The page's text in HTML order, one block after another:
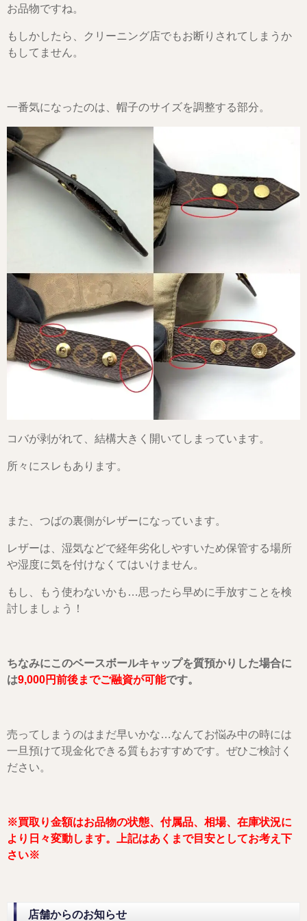
お品物ですね。
もしかしたら、クリーニング店でもお断りされてしまうか
もしてません。
一番気になったのは、帽子のサイズを調整する部分。
コバが剥がれて、結構大きく開いてしまっています。
所々にスレもあります。
また、つばの裏側がレザーになっています。
レザーは、湿気などで経年劣化しやすいため保管する場所
や湿度に気を付けなくてはいけません。
もし、もう使わないかも…思ったら早めに手放すことを検
討しましょう！
ちなみにこのベースボールキャップを質預かりした場合に
は9,000円前後までご融資が可能です。
売ってしまうのはまだ早いかな…なんてお悩み中の時には
一旦預けて現金化できる質もおすすめです。ぜひご検討く
ださい。
※買取り金額はお品物の状態、付属品、相場、在庫状況に
より日々変動します。上記はあくまで目安としてお考え下
さい※
店舗からのお知らせ